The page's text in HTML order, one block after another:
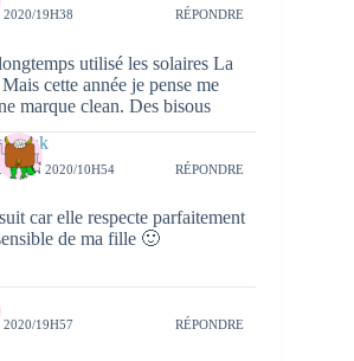
2020/19H38 RÉPONDRE
utilisé les solaires La
cette année je pense me
marque clean. Des bisous
JUIN 2020/10H54 RÉPONDRE
car elle respecte parfaitement
de ma fille 🙂
2020/19H57 RÉPONDRE